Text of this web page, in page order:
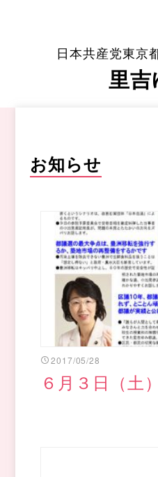
日本共産党東
里
お知らせ
2017/05/28
６月３日（土